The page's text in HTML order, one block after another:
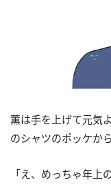
薫は手を上げて元気
のシャツのポッケか
「え、めっちゃ年上